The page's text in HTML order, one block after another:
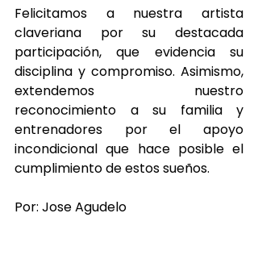
Felicitamos a nuestra artista
claveriana por su destacada
participación, que evidencia su
disciplina y compromiso. Asimismo,
extendemos nuestro
reconocimiento a su familia y
entrenadores por el apoyo
incondicional que hace posible el
cumplimiento de estos sueños.
Por: Jose Agudelo